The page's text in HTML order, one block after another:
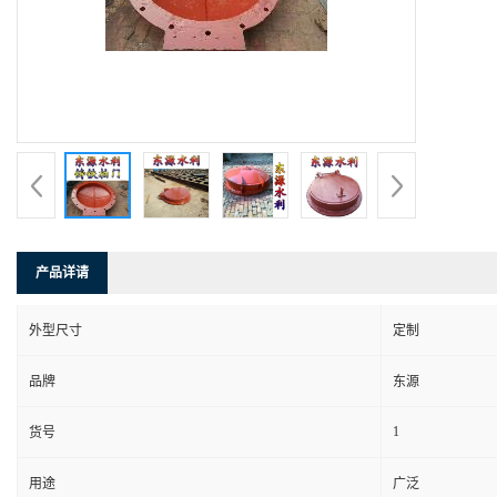
产品详请
外型尺寸 定制
品牌 东源
货号 1
用途 广泛